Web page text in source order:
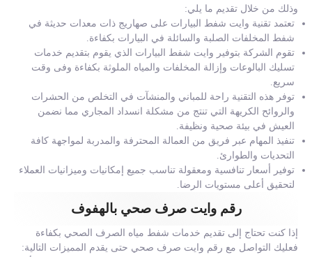
وذلك من خلال تقديم ما يلي:
تعتمد تقنية وايت شفط البيارات على صهاريج ذات معدات حديثة في
شفط المخلفات الصلبة والسائلة في البيارات بكفاءة.
تقوم الشركة بتوفير وايت شفط البيارات الذي يقوم بتقديم خدمات
تسليك البالوعات وإزالة المخلفات والمياه الملوثة بكفاءة وفى وقت
سريع.
توفر هذه التقنية راحة للمباني والمنشآت في التخلص من الحشرات
والروائح الكريهة التي تنتج من مشكلة انسداد المجاري مما نضمن
العيش في بيئة صحية ونظيفة.
تنفيذ المهام عبر فريق من العمالة المحترفة والمدربة لمواجهة كافة
التحديات والطوارئ.
توفير أسعار تنافسية ومعقولة تناسب جميع إمكانيات وميزانيات العملاء
لتحقيق أعلى مستويات الرضا.
رقم وايت صرف صحي بالهفوف
إذا كنت تحتاج إلى تقديم خدمات شفط مياه الصرف الصحي بكفاءة
فعليك التواصل مع رقم وايت صرف صحي حتى يقدم المميزات التالية: